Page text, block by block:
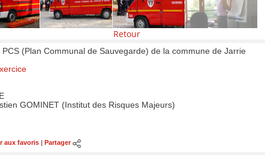
Retour
PCS (Plan Communal de Sauvegarde) de la commune de Jarrie
GOMINET (Institut des Risques Majeurs)
aux favoris Partager